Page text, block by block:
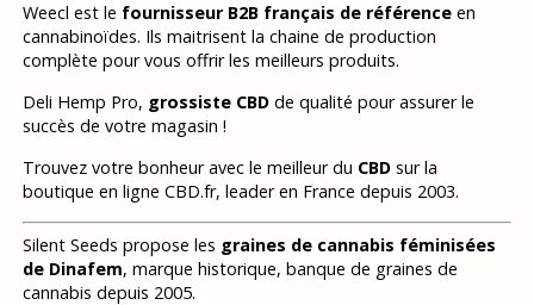
Weecl est le fournisseur B2B français de référenceen
cannabinoïdes. Ils maitrisent la chaine de production
complète pour vous offrir les meilleurs produits.
Deli Hemp Pro, grossiste CBDde qualité pour assurer le
succès de votre magasin !
Trouvez votre bonheur avec le meilleur du CBDsur la
boutique en ligne CBD.fr, leader en France depuis 2003.
Silent Seeds propose les graines de cannabis féminisées
de Dinafem, marque historique, banque de graines de
cannabis depuis 2005.